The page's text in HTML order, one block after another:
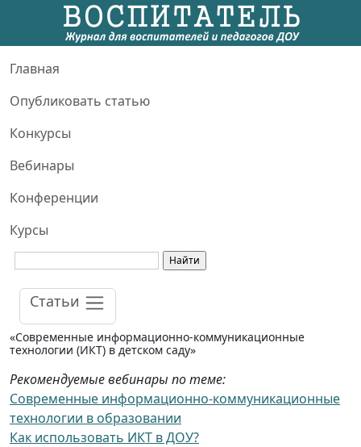
Главная
Опубликовать статью
Конкурсы
Вебинары
Конференции
Курсы
Статьи
«Современные информационно-коммуникационные
технологии (ИКТ) в детском саду»
Рекомендуемые вебинары по теме:
Современные информационно-коммуникационные
технологии в образовании
Как использовать ИКТ в ДОУ?